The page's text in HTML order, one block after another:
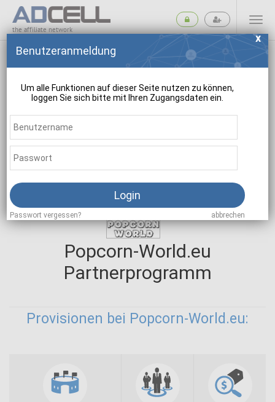
the affiliate network
Popcorn-World.eu
Partnerprogramm
Provisionen bei Popcorn-World.eu:
Benutzeranmeldung
Um alle Funktionen auf dieser Seite nutzen zu können,
loggen Sie sich bitte mit Ihren Zugangsdaten ein.
Login
Passwort vergessen? abbrechen